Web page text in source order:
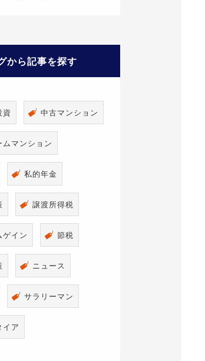
から記事を探す
資 中古マンション
ムマンション
私的年金
譲渡所得税
ゲイン 節税
ニュース
サラリーマン
イア